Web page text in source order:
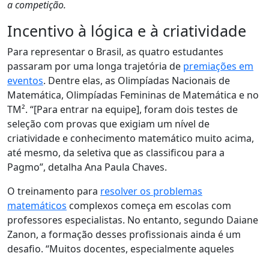
a competição.
Incentivo à lógica e à criatividade
Para representar o Brasil, as quatro estudantes
passaram por uma longa trajetória de premiações em
eventos. Dentre elas, as Olimpíadas Nacionais de
Matemática, Olimpíadas Femininas de Matemática e no
TM². “[Para entrar na equipe], foram dois testes de
seleção com provas que exigiam um nível de
criatividade e conhecimento matemático muito acima,
até mesmo, da seletiva que as classificou para a
Pagmo”, detalha Ana Paula Chaves.
O treinamento para resolver os problemas
matemáticos complexos começa em escolas com
professores especialistas. No entanto, segundo Daiane
Zanon, a formação desses profissionais ainda é um
desafio. “Muitos docentes, especialmente aqueles